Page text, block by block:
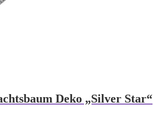
Deko „Silver Star“